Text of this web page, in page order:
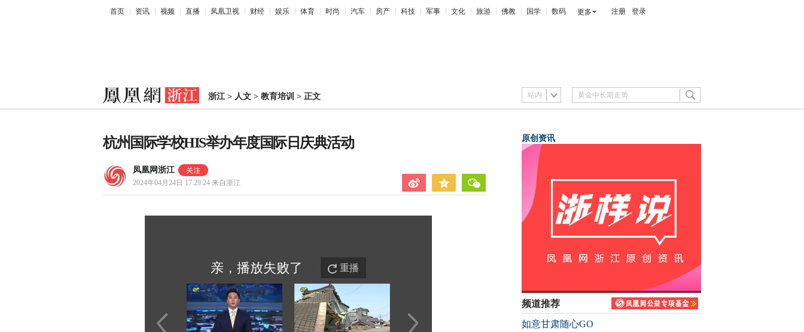
首页 资讯 视频 直播 凤凰卫视 财经 娱乐 体育 时尚 汽车 房产 科技 军事 文化 旅游 佛教 国学 数码 更多 注册 登录
浙江> 人文 > 教育培训 > 正文 站内
杭州国际学校HIS举办年度国际日庆典活动
凤凰网浙江
2024年04月24日 17:29:24 来自浙江
亲，播放失败了 重播
原创资讯
频道推荐
如意甘肃随心GO